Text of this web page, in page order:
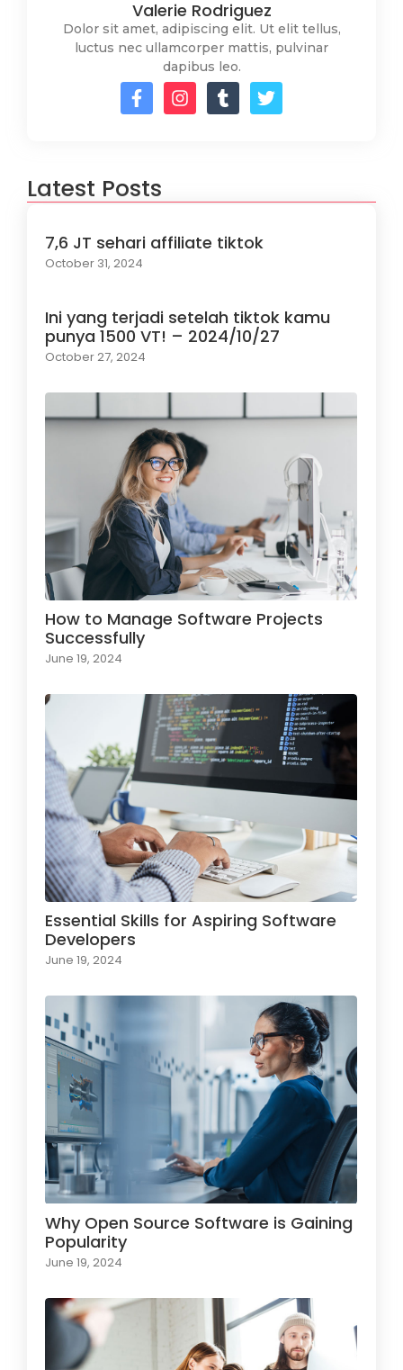
Valerie Rodriguez
Dolor sit amet, adipiscing elit. Ut elit tellus,
luctus nec ullamcorper mattis, pulvinar
dapibus leo.
Latest Posts
7,6 JT sehari affiliate tiktok
October 31, 2024
Ini yang terjadi setelah tiktok kamu
punya 1500 VT! – 2024/10/27
October 27, 2024
How to Manage Software Projects
Successfully
June 19, 2024
Essential Skills for Aspiring Software
Developers
June 19, 2024
Why Open Source Software is Gaining
Popularity
June 19, 2024